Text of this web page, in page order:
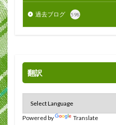
過去ブログ 598
翻訳
Powered by Translate